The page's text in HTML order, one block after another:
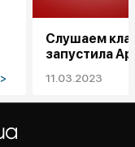
Слушаем
запустила
11.03.2023